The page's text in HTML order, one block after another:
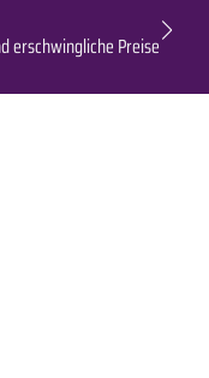
erschwingliche Preise